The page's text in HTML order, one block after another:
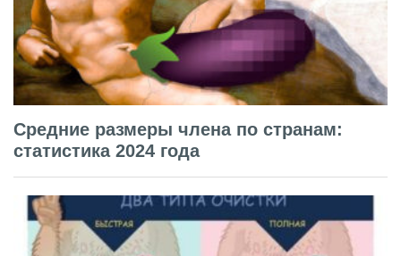
Средние размеры члена по странам:
статистика 2024 года